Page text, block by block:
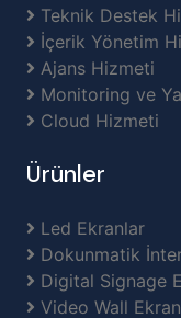
Teknik Destek
İçerik Yönetim
Ajans Hizmeti
Monitoring ve
Cloud Hizmeti
Ürünler
Led Ekranlar
Dokunmatik
Digital Signage
Video Wall Ekran